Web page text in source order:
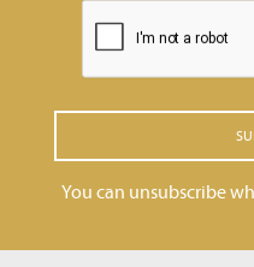
You can unsubscribe